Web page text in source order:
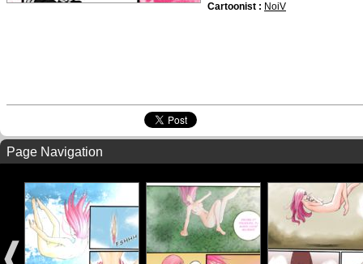
Cartoonist : NoiV
Page Navigation